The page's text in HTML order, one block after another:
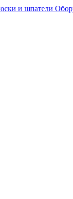
и шпатели